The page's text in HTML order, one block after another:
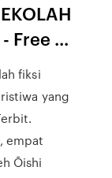
Free ...
fiksi
yang
empat
Ōishi